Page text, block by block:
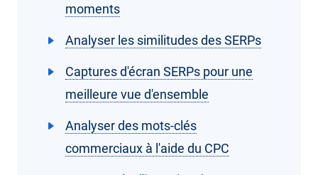
moments
Analyser les similitudes des SERPs
Captures d'écran SERPs pour une
meilleure vue d'ensemble
Analyser des mots-clés
commerciaux à l'aide du CPC